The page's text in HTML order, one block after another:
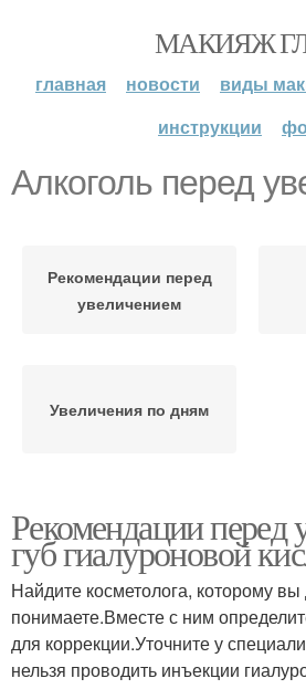
МАКИЯЖ
главная новости виды
инструкции
Алкоголь перед
Рекомендации перед
увеличением
Увеличения по дням
Рекомендации перед
губ гиалуроновой
Найдите косметолога, которому вы
понимаете.Вместе с ним
для коррекции.Уточните у
нельзя проводить инъекции